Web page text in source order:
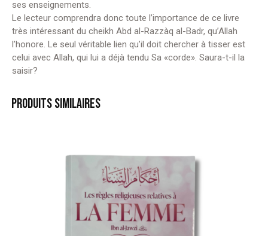
ses enseignements.
Le lecteur comprendra donc toute l’importance de ce livre
très intéressant du cheikh Abd al-Razzàq al-Badr, qu’Allah
l’honore. Le seul véritable lien qu’il doit chercher à tisser est
celui avec Allah, qui lui a déjà tendu Sa «corde». Saura-t-il la
saisir?
PRODUITS SIMILAIRES